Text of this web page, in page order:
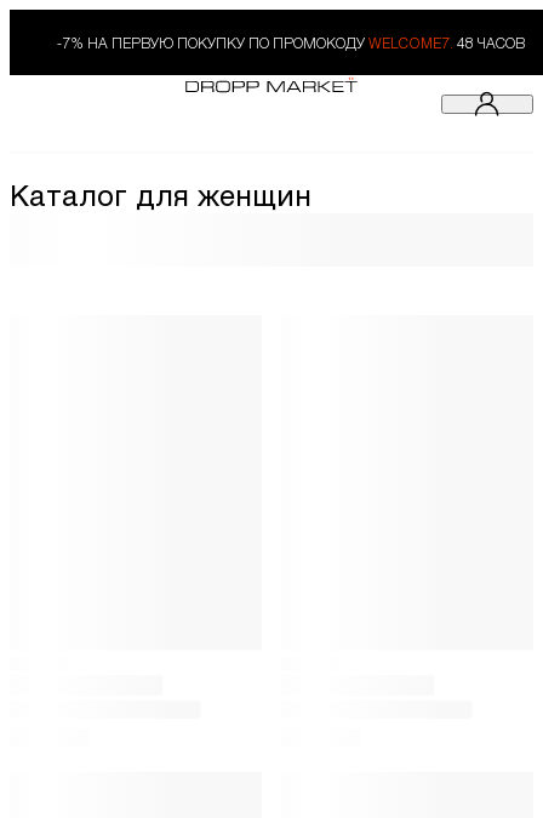
-7% НА ПЕРВУЮ ПОКУПКУ ПО ПРОМОКОДУ WELCOME7. 48 ЧАСОВ
Каталог для женщин